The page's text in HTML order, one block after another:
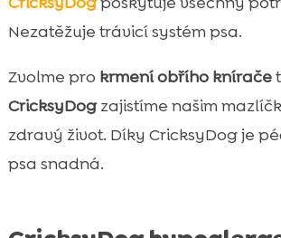
Nezatěžuje trávicí systém psa.
Zvolme pro krmení obřího knírače
CricksyDogzajistíme našim
zdravý život. Díky CricksyDog je
psa snadná.